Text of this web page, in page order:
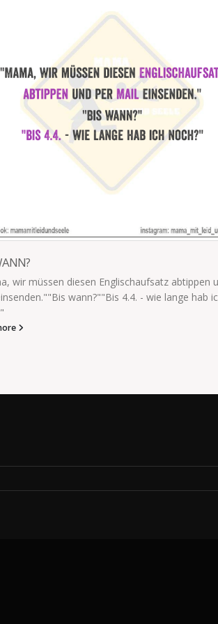
DIE SCHULE RUFT AN
Die schule ruft an! ,,Sie müssen unbedingt
Tochter macht Probleme!" ,,Zu Hause
deswegen an?"